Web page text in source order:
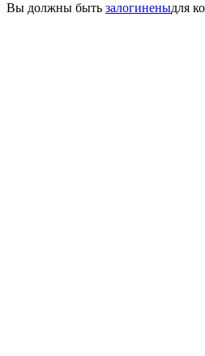
Вы должны быть залогиненыдля